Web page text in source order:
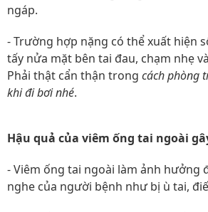
ngáp.
- Trường hợp nặng có thể xuất hiện
tấy nửa mặt bên tai đau, chạm nhẹ
Phải thật cẩn thận trong cách phòng
khi đi bơi nhé.
Hậu quả của viêm ống tai ngoài
- Viêm ống tai ngoài làm ảnh hưởng
nghe của người bệnh như bị ù tai,